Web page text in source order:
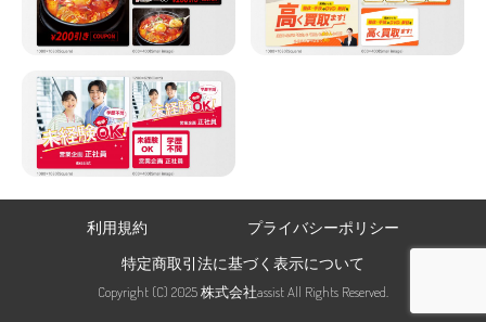
利用規約
プライバシーポリシー
特定商取引法に基づく表示について
Copyright (C) 2025 株式会社assist All Rights Reserved.